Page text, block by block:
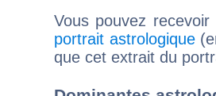
Vous pouvez
portrait astrologique
que cet extrait du